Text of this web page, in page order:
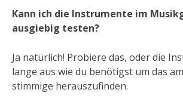
Kann ich die Instrumente im
ausgiebig testen?
Ja natürlich! Probiere das, oder die
lange aus wie du benötigst um das
stimmige herauszufinden.